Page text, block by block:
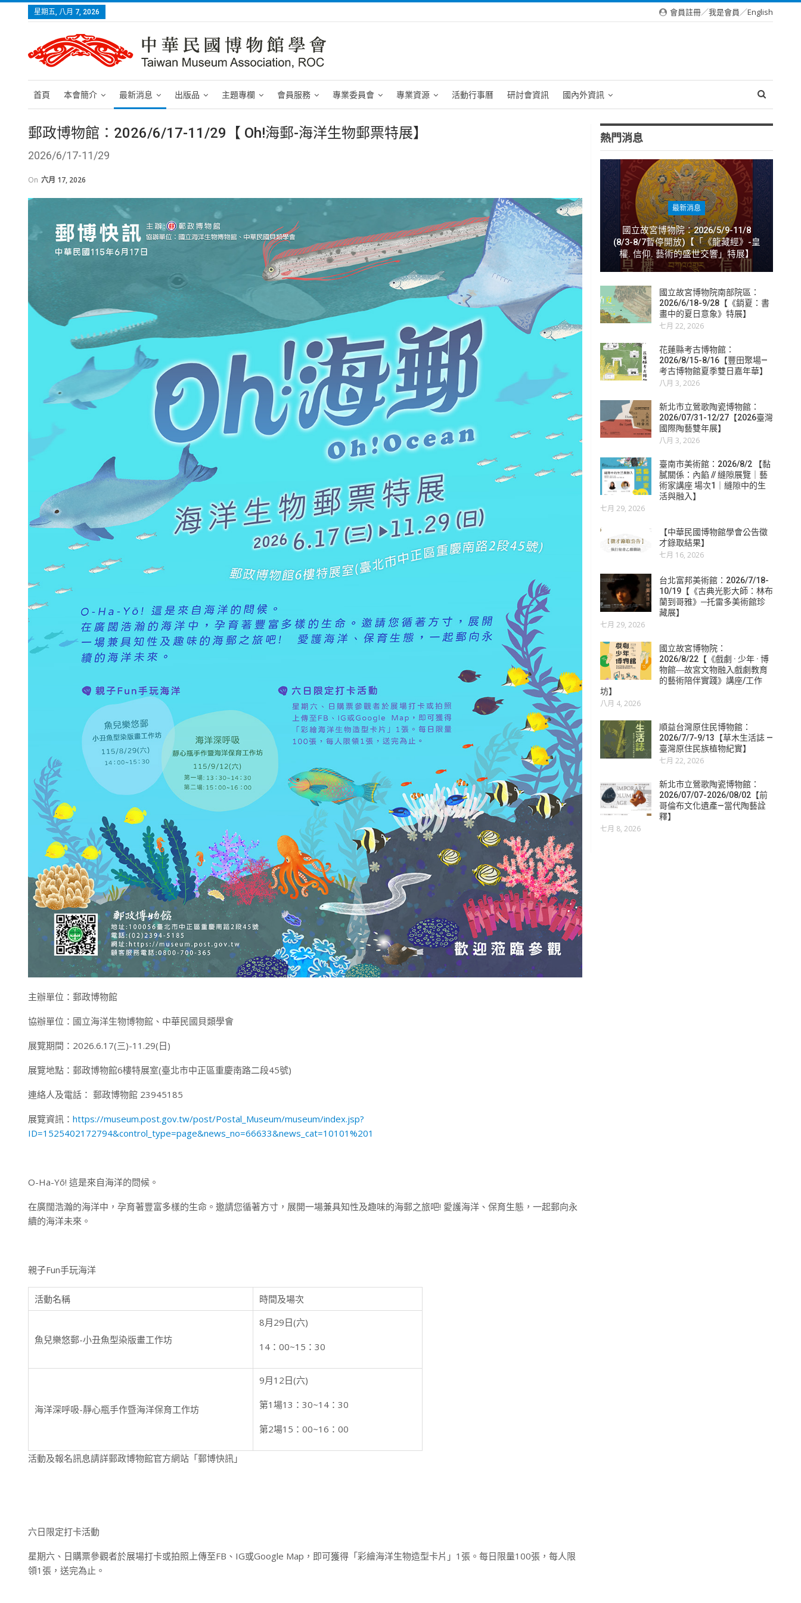
星期五, 八月 7, 2026 會員註冊／我是會員／English
首頁 本會簡介 最新消息 出版品 主題專欄 會員服務 專業委員會 專業資源 活動行事曆 研討會資訊 國內外資訊
郵政博物館：2026/6/17-11/29【 Oh!海郵-海洋生物郵票特展】
2026/6/17-11/29
On 六月 17, 2026
主辦單位：郵政博物館
協辦單位：國立海洋生物博物館、中華民國貝類學會
展覽期間：2026.6.17(三)-11.29(日)
展覽地點：郵政博物館6樓特展室(臺北市中正區重慶南路二段45號)
連絡人及電話： 郵政博物館 23945185
展覽資訊： https://museum.post.gov.tw/post/Postal_Museum/museum/index.jsp?
ID=1525402172794&control_type=page&news_no=66633&news_cat=10101%201
O-Ha-Yō! 這是來自海洋的問候。
在廣闊浩瀚的海洋中，孕育著豐富多樣的生命。邀請您循著方寸，展開一場兼具知性及趣味的海郵之旅吧! 愛護海洋、保育生態，一起郵向永
續的海洋未來。
親子Fun手玩海洋
活動名稱 時間及場次
魚兒樂悠郵-小丑魚型染版畫工作坊
8月29日(六)
14：00~15：30
海洋深呼吸-靜心瓶手作暨海洋保育工作坊
9月12日(六)
第1場13：30~14：30
第2場15：00~16：00
活動及報名訊息請詳郵政博物館官方網站「郵博快訊」
六日限定打卡活動
星期六、日購票參觀者於展場打卡或拍照上傳至FB、IG或Google Map，即可獲得「彩繪海洋生物造型卡片」1張。每日限量100張，每人限
領1張，送完為止。
熱門消息
最新消息
國立故宮博物院：2026/5/9-11/8
(8/3-8/7暫停開放)【「《龍藏經》-皇
權. 信仰. 藝術的盛世交響」特展】
國立故宮博物院南部院區：
2026/6/18-9/28【《銷夏：書
畫中的夏日意象》特展】
七月 22, 2026
花蓮縣考古博物館：
2026/8/15-8/16【豐田聚場—
考古博物館夏季雙日嘉年華】
八月 3, 2026
新北市立鶯歌陶瓷博物館：
2026/07/31-12/27【2026臺灣
國際陶藝雙年展】
八月 3, 2026
臺南市美術館：2026/8/2 【黏
膩關係：內餡 // 縫隙展覽｜藝
術家講座 場次1｜縫隙中的生
活與融入】
七月 29, 2026
【中華民國博物館學會公告徵
才錄取結果】
七月 16, 2026
台北富邦美術館：2026/7/18-
10/19【《古典光影大師：林布
蘭到哥雅》─托雷多美術館珍
藏展】
七月 29, 2026
國立故宮博物院：
2026/8/22【《戲劇 · 少年 · 博
物館―故宮文物融入戲劇教育
的藝術陪伴實踐》講座/工作
坊】
八月 4, 2026
順益台灣原住民博物館：
2026/7/7-9/13【草木生活誌 —
臺灣原住民族植物紀實】
七月 22, 2026
新北市立鶯歌陶瓷博物館：
2026/07/07-2026/08/02【前
哥倫布文化遺產—當代陶藝詮
釋】
七月 8, 2026